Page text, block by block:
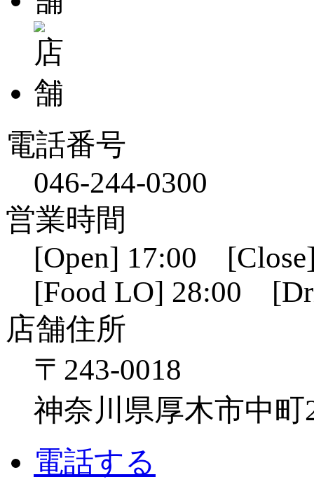
電話番号
046-244-0300
営業時間
[Open] 17:00
[Food LO] 28:00
店舗住所
〒243-0018
神奈川県厚木市中町
電話する